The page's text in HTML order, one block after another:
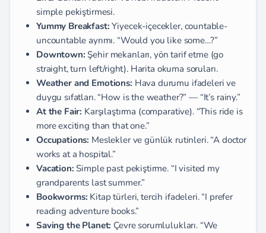
simple pekiştirmesi.
Yummy Breakfast: Yiyecek-içecekler, countable-
uncountable ayrımı. “Would you like some…?”
Downtown: Şehir mekanları, yön tarif etme (go
straight, turn left/right). Harita okuma soruları.
Weather and Emotions: Hava durumu ifadeleri ve
duygu sıfatları. “How is the weather?” — “It’s rainy.”
At the Fair: Karşılaştırma (comparative). “This ride is
more exciting than that one.”
Occupations: Meslekler ve günlük rutinleri. “A doctor
works at a hospital.”
Vacation: Simple past pekiştirme. “I visited my
grandparents last summer.”
Bookworms: Kitap türleri, tercih ifadeleri. “I prefer
reading adventure books.”
Saving the Planet: Çevre sorumlulukları. “We